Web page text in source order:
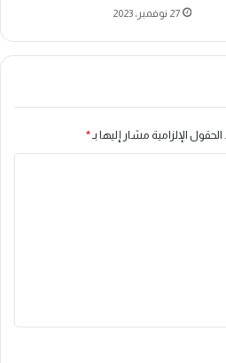
27 نوفمبر، 2023
الحقول الإلزامية مشار إليها بـ *